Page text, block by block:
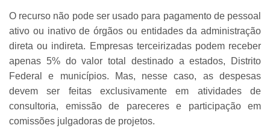
O recurso não pode ser usado para pagamento de pessoal
ativo ou inativo de órgãos ou entidades da administração
direta ou indireta. Empresas terceirizadas podem receber
apenas 5% do valor total destinado a estados, Distrito
Federal e municípios. Mas, nesse caso, as despesas
devem ser feitas exclusivamente em atividades de
consultoria, emissão de pareceres e participação em
comissões julgadoras de projetos.